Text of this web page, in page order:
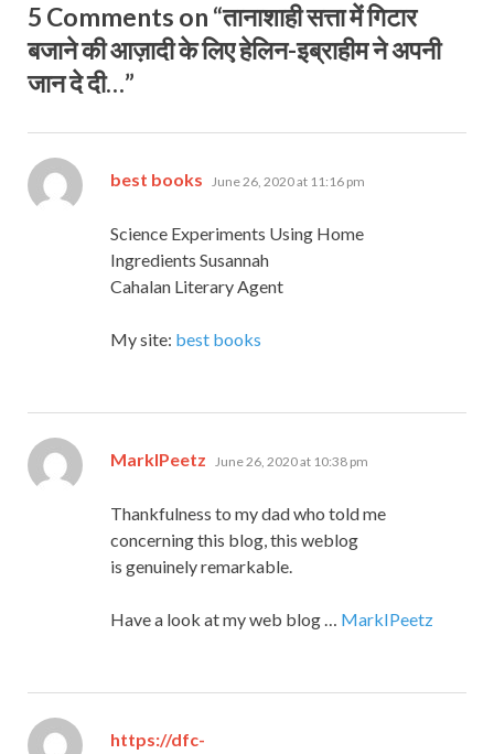
5 Comments on “तानाशाही सत्ता में गिटार
बजाने की आज़ादी के लिए हेलिन-इब्राहीम ने अपनी
जान दे दी…”
best books says:
June 26, 2020 at 11:16 pm
Science Experiments Using Home
Ingredients Susannah
Cahalan Literary Agent
My site: best books
MarkIPeetz says:
June 26, 2020 at 10:38 pm
Thankfulness to my dad who told me
concerning this blog, this weblog
is genuinely remarkable.
Have a look at my web blog … MarkIPeetz
https://dfc-